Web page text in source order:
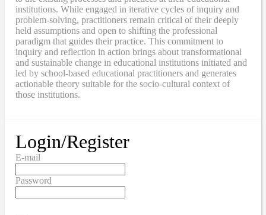
institutions. While engaged in iterative cycles of inquiry and
problem-solving, practitioners remain critical of their deeply
held assumptions and open to shifting the professional
paradigm that guides their practice. This commitment to
inquiry and reflection in action brings about transformational
and sustainable change in educational institutions initiated and
led by school-based educational practitioners and generates
actionable theory suitable for the socio-cultural context of
those institutions.
Login/Register
E-mail
Password